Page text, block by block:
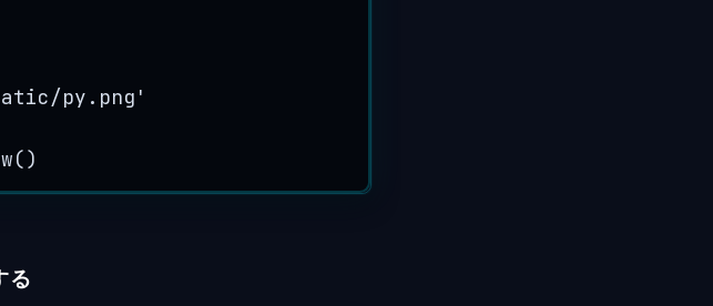
py.png '
()
る